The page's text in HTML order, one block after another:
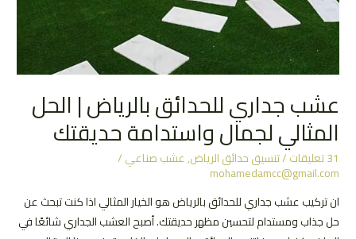
عشب جداري للحدائق بالرياض | الحل
المثالي لجمال واستدامة حديقتك
31 تعليقات /تنسيق حدائق الرياض,عشب صناعي/
mohamedamcc@gmail.com
ان تركيب عشب جداري للحدائق بالرياض هو الخيار المثالي اذا كنت تبحث عن
حل جذاب ومستدام لتحسين مظهر حديقتك. أصبح العشب الجداري شائعًا في